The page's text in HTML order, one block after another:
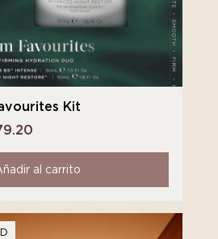
Kit
precio
actual
es:
al carrito